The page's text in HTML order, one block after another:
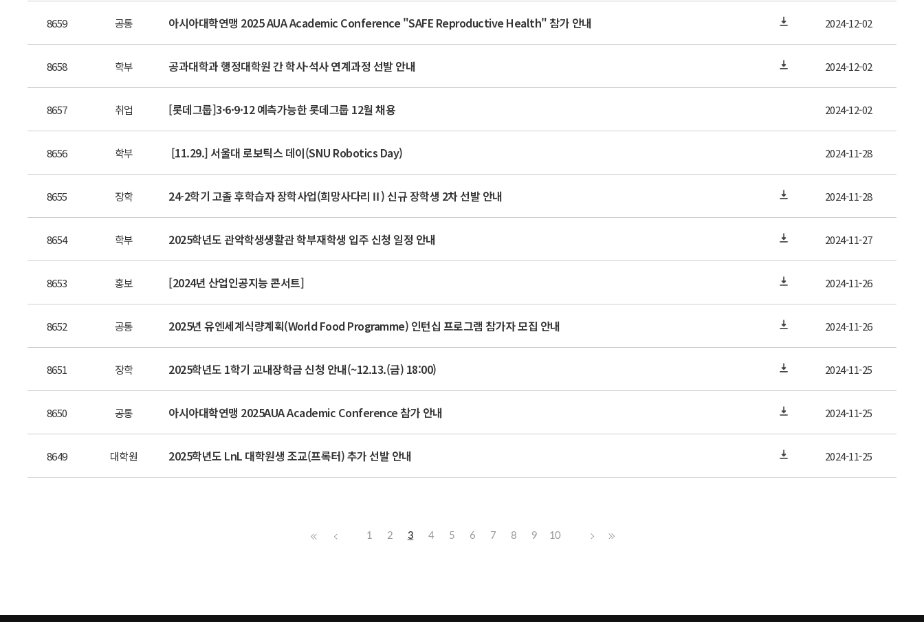
8659 공통 아시아대학연맹 2025 AUA Academic Conference "SAFE Reproductive Health" 참가 안내 2024-12-02
8658 학부 공과대학과 행정대학원 간 학사·석사 연계과정 선발 안내 2024-12-02
8657 취업 [롯데그룹]3·6·9·12 예측가능한 롯데그룹 12월 채용 2024-12-02
8656 학부 [11.29.] 서울대 로보틱스 데이(SNU Robotics Day) 2024-11-28
8655 장학 24-2학기 고졸 후학습자 장학사업(희망사다리Ⅱ) 신규 장학생 2차 선발 안내 2024-11-28
8654 학부 2025학년도 관악학생생활관 학부재학생 입주 신청 일정 안내 2024-11-27
8653 홍보 [2024년 산업인공지능 콘서트] 2024-11-26
8652 공통 2025년 유엔세계식량계획(World Food Programme) 인턴십 프로그램 참가자 모집 안내 2024-11-26
8651 장학 2025학년도 1학기 교내장학금 신청 안내(~12.13.(금) 18:00) 2024-11-25
8650 공통 아시아대학연맹 2025AUA Academic Conference 참가 안내 2024-11-25
8649 대학원 2025학년도 LnL 대학원생 조교(프록터) 추가 선발 안내 2024-11-25
1 2 3 4 5 6 7 8 9 10